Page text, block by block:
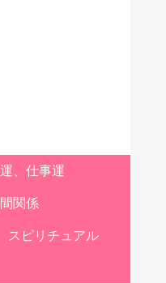
、仕事運
関係
スピリチュアル